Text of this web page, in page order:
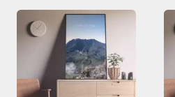
Ce
produit
plusieurs
variations.
Ce